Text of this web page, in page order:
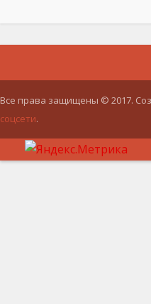
Все права защищены © 2017.
соцсети.